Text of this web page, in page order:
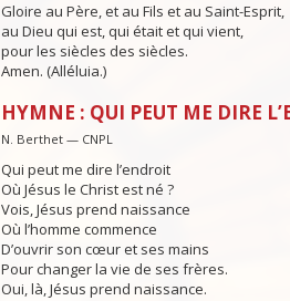
Gloire au Père, et au Fils et au Saint-Esprit,
au Dieu qui est, qui était et qui vient,
pour les siècles des siècles.
Amen. (Alléluia.)
HYMNE : QUI PEUT ME DIRE
N. Berthet — CNPL
Qui peut me dire l’endroit
Où Jésus le Christ est né ?
Vois, Jésus prend naissance
Où l’homme commence
D’ouvrir son cœur et ses mains
Pour changer la vie de ses frères.
Oui, là, Jésus prend naissance.